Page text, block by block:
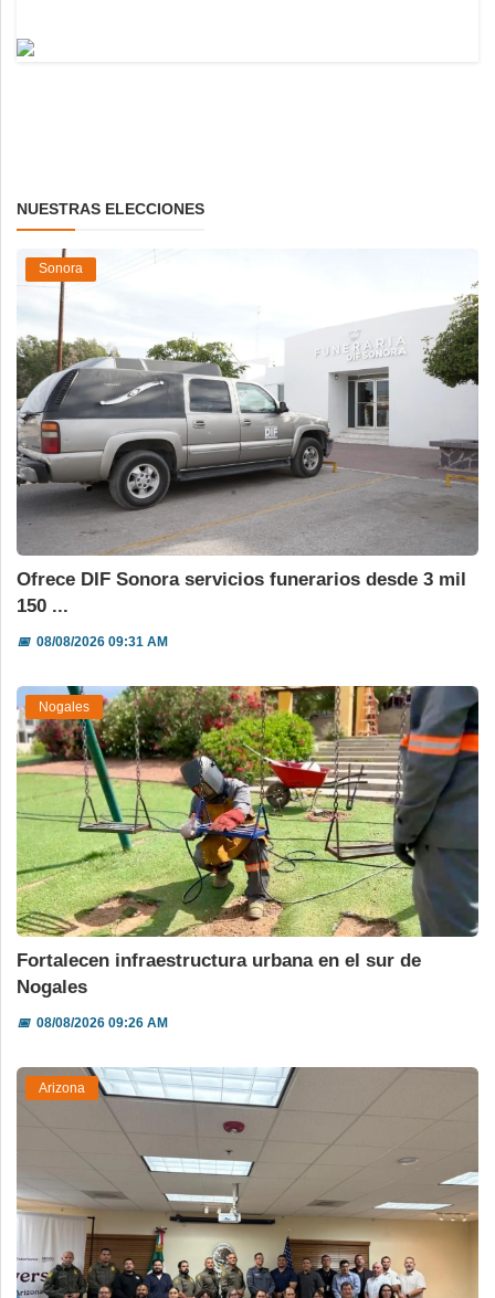
NUESTRAS ELECCIONES
Sonora
Ofrece DIF Sonora servicios funerarios desde 3 mil
150 ...
📅08/08/2026 09:31 AM
Nogales
Fortalecen infraestructura urbana en el sur de
Nogales
📅08/08/2026 09:26 AM
Arizona